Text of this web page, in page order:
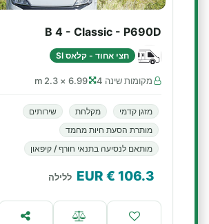
B 4 - Classic - P690D
חצי אחוד - קלאס SI
מקומות שינה 4 6.99 × 2.3 m
מזגן קדמי מקלחת
שירותים
מותרת הסעת חיות מחמד
מותאם לנסיעה בתנאי חורף / קיפאון
106.3
€ EUR ללילה